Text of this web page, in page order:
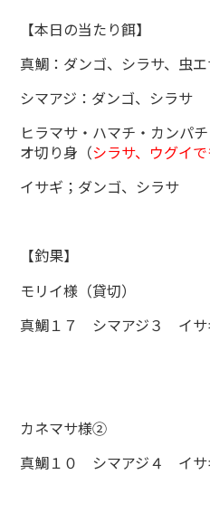
【本日の当たり餌】
真鯛：ダンゴ、シラサ、虫
シマアジ：ダンゴ、シラサ
ヒラマサ・ハマチ・カンパ
オ切り身（シラサ、ウグイ
イサギ；ダンゴ、シラサ
【釣果】
モリイ様（貸切）
真鯛１７ シマアジ３ イ
カネマサ様②
真鯛１０ シマアジ４ イサ